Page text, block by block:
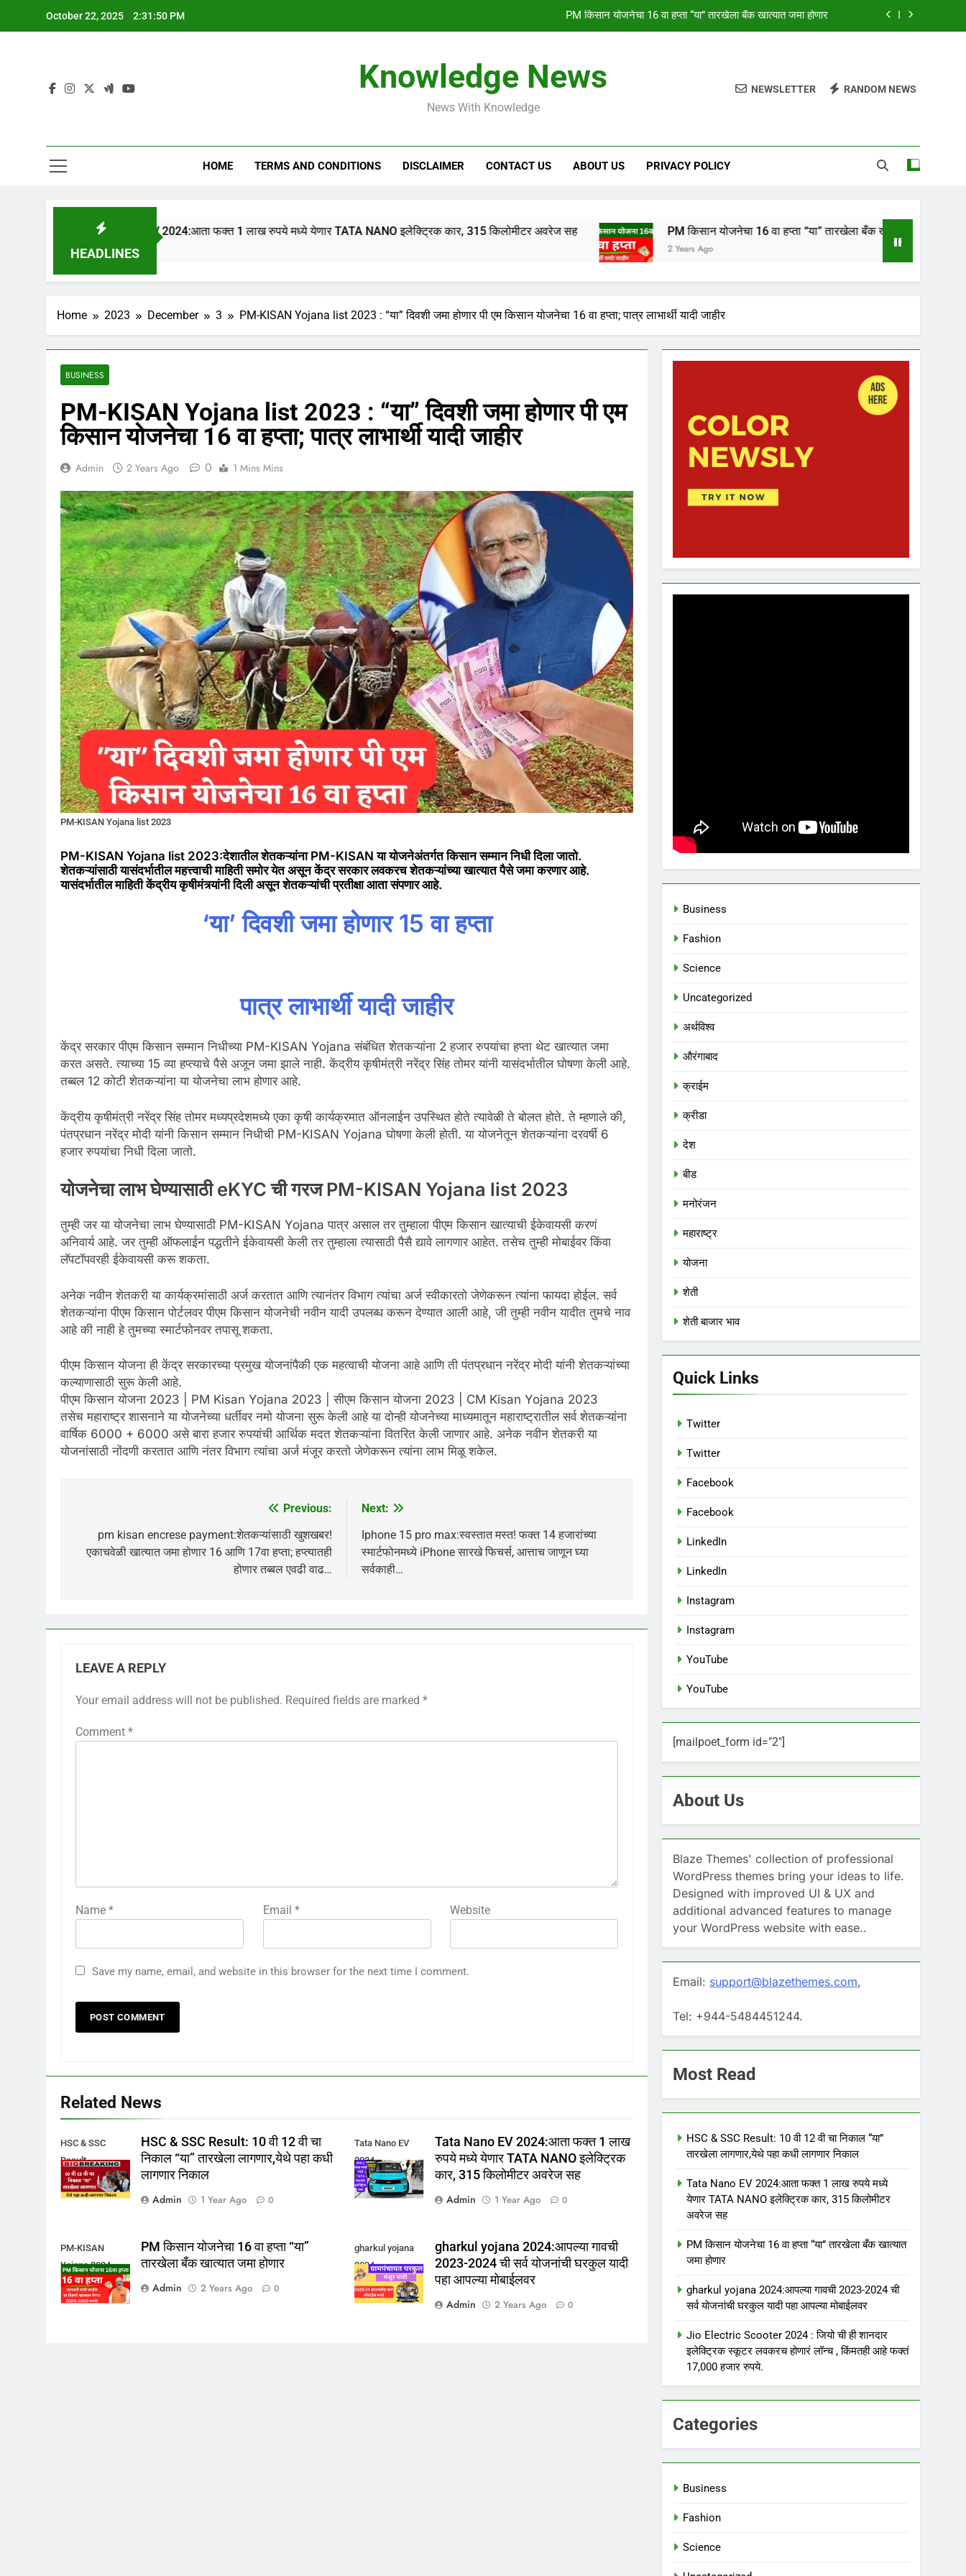
October 22, 2025 2:31:51 PM PM किसान योजनेचा 16 वा हप्ता “या” तारखेला बँक खात्यात जमा होणार
HSC & SSC Result: 10 वी 12 वी चा निकाल “या” तारखेला लागणार,येथे पहा कधी लागणार निकाल
Tata Nano EV 2024:आता फक्त 1 लाख रुपये मध्ये येणार TATA NANO इलेक्ट्रिक कार, 315 किलोमीटर अवरेज सह
gharkul yojana 2024:आपल्या गावची 2023-2024 ची सर्व योजनांची घरकुल यादी पहा आपल्या मोबाईलवर
Knowledge News
News With Knowledge
NEWSLETTER RANDOM NEWS
HOME TERMS AND CONDITIONS DISCLAIMER CONTACT US ABOUT US PRIVACY POLICY
HEADLINES
Tata Nano EV 2024:आता फक्त 1 लाख रुपये मध्ये येणार TATA NANO इलेक्ट्रिक कार, 315 किलोमीटर अवरेज सह PM किसान योजनेचा 16 वा हप्ता “या” तारखेला बँक खात्यात जमा होणार
2 Years Ago
Home 2023 December 3 PM-KISAN Yojana list 2023 : “या” दिवशी जमा होणार पी एम किसान योजनेचा 16 वा हप्ता; पात्र लाभार्थी यादी जाहीर
BUSINESS
PM-KISAN Yojana list 2023 : “या” दिवशी जमा होणार पी एम
किसान योजनेचा 16 वा हप्ता; पात्र लाभार्थी यादी जाहीर
Admin 2 Years Ago 0 1 Mins Mins
PM-KISAN Yojana list 2023
PM-KISAN Yojana list 2023:देशातील शेतकऱ्यांना PM-KISAN या योजनेअंतर्गत किसान सम्मान निधी दिला जातो.
शेतकऱ्यांसाठी यासंदर्भातील महत्त्वाची माहिती समोर येत असून केंद्र सरकार लवकरच शेतकऱ्यांच्या खात्यात पैसे जमा करणार आहे.
यासंदर्भातील माहिती केंद्रीय कृषीमंत्र्यांनी दिली असून शेतकऱ्यांची प्रतीक्षा आता संपणार आहे.
‘या’ दिवशी जमा होणार 15 वा हप्ता
पात्र लाभार्थी यादी जाहीर
केंद्र सरकार पीएम किसान सम्मान निधीच्या PM-KISAN Yojana संबंधित शेतकऱ्यांना 2 हजार रुपयांचा हप्ता थेट खात्यात जमा
करत असते. त्याच्या 15 व्या हप्त्याचे पैसे अजून जमा झाले नाही. केंद्रीय कृषीमंत्री नरेंद्र सिंह तोमर यांनी यासंदर्भातील घोषणा केली आहे.
तब्बल 12 कोटी शेतकऱ्यांना या योजनेचा लाभ होणार आहे.
केंद्रीय कृषीमंत्री नरेंद्र सिंह तोमर मध्यप्रदेशमध्ये एका कृषी कार्यक्रमात ऑनलाईन उपस्थित होते त्यावेळी ते बोलत होते. ते म्हणाले की,
पंतप्रधान नरेंद्र मोदी यांनी किसान सम्मान निधीची PM-KISAN Yojana घोषणा केली होती. या योजनेतून शेतकऱ्यांना दरवर्षी 6
हजार रुपयांचा निधी दिला जातो.
योजनेचा लाभ घेण्यासाठी eKYC ची गरज PM-KISAN Yojana list 2023
तुम्ही जर या योजनेचा लाभ घेण्यासाठी PM-KISAN Yojana पात्र असाल तर तुम्हाला पीएम किसान खात्याची ईकेवायसी करणं
अनिवार्य आहे. जर तुम्ही ऑफलाईन पद्धतीने ईकेवायसी केली तर तुम्हाला त्यासाठी पैसै द्यावे लागणार आहेत. तसेच तुम्ही मोबाईवर किंवा
लॅपटॉपवरही ईकेवायसी करू शकता.
अनेक नवीन शेतकरी या कार्यक्रमांसाठी अर्ज करतात आणि त्यानंतर विभाग त्यांचा अर्ज स्वीकारतो जेणेकरून त्यांना फायदा होईल. सर्व
शेतकऱ्यांना पीएम किसान पोर्टलवर पीएम किसान योजनेची नवीन यादी उपलब्ध करून देण्यात आली आहे, जी तुम्ही नवीन यादीत तुमचे नाव
आहे की नाही हे तुमच्या स्मार्टफोनवर तपासू शकता.
पीएम किसान योजना ही केंद्र सरकारच्या प्रमुख योजनांपैकी एक महत्वाची योजना आहे आणि ती पंतप्रधान नरेंद्र मोदी यांनी शेतकऱ्यांच्या
कल्याणासाठी सुरू केली आहे.
पीएम किसान योजना 2023 | PM Kisan Yojana 2023 | सीएम किसान योजना 2023 | CM Kisan Yojana 2023
तसेच महाराष्ट्र शासनाने या योजनेच्या धर्तीवर नमो योजना सुरू केली आहे या दोन्ही योजनेच्या माध्यमातून महाराष्ट्रातील सर्व शेतकऱ्यांना
वार्षिक 6000 + 6000 असे बारा हजार रुपयांची आर्थिक मदत शेतकऱ्यांना वितरित केली जाणार आहे. अनेक नवीन शेतकरी या
योजनांसाठी नोंदणी करतात आणि नंतर विभाग त्यांचा अर्ज मंजूर करतो जेणेकरून त्यांना लाभ मिळू शकेल.
navigation
Previous:
pm kisan encrese payment:शेतकऱ्यांसाठी खुशखबर!
एकाचवेळी खात्यात जमा होणार 16 आणि 17वा हप्ता; हप्त्यातही
होणार तब्बल एवढी वाढ…
Next:
Iphone 15 pro max:स्वस्तात मस्त! फक्त 14 हजारांच्या
स्मार्टफोनमध्ये iPhone सारखे फिचर्स, आत्ताच जाणून घ्या
सर्वकाही…
LEAVE A REPLY
Your email address will not be published. Required fields are marked *
Comment *
Name * Email * Website
Save my name, email, and website in this browser for the next time I comment.
Related News
HSC & SSC
Result
HSC & SSC Result: 10 वी 12 वी चा
निकाल “या” तारखेला लागणार,येथे पहा कधी
लागणार निकाल
Admin
1 Year Ago 0
Tata Nano EV
2024
Tata Nano EV 2024:आता फक्त 1 लाख
रुपये मध्ये येणार TATA NANO इलेक्ट्रिक
कार, 315 किलोमीटर अवरेज सह
Admin
1 Year Ago 0
PM-KISAN
Yojana 2024
PM किसान योजनेचा 16 वा हप्ता “या”
तारखेला बँक खात्यात जमा होणार
Admin
2 Years Ago 0
gharkul yojana
2024
gharkul yojana 2024:आपल्या गावची
2023-2024 ची सर्व योजनांची घरकुल यादी
पहा आपल्या मोबाईलवर
Admin
2 Years Ago 0
Business
Fashion
Science
Uncategorized
अर्थविश्व
औरंगाबाद
क्राईम
क्रीडा
देश
बीड
मनोरंजन
महाराष्ट्र
योजना
शेती
शेती बाजार भाव
Quick Links
Twitter
Twitter
Facebook
Facebook
LinkedIn
LinkedIn
Instagram
Instagram
YouTube
YouTube
[mailpoet_form id="2"]
About Us
Blaze Themes' collection of professional
WordPress themes bring your ideas to life.
Designed with improved UI & UX and
additional advanced features to manage
your WordPress website with ease..
Email: support@blazethemes.com,
Tel: +944-5484451244.
Most Read
HSC & SSC Result: 10 वी 12 वी चा निकाल “या”
तारखेला लागणार,येथे पहा कधी लागणार निकाल
Tata Nano EV 2024:आता फक्त 1 लाख रुपये मध्ये
येणार TATA NANO इलेक्ट्रिक कार, 315 किलोमीटर
अवरेज सह
PM किसान योजनेचा 16 वा हप्ता “या” तारखेला बँक खात्यात
जमा होणार
gharkul yojana 2024:आपल्या गावची 2023-2024 ची
सर्व योजनांची घरकुल यादी पहा आपल्या मोबाईलवर
Jio Electric Scooter 2024 : जियो ची ही शानदार
इलेक्ट्रिक स्कूटर लवकरच होणारं लॉन्च , किंमतही आहे फक्तं
17,000 हजार रुपये.
Categories
Business
Fashion
Science